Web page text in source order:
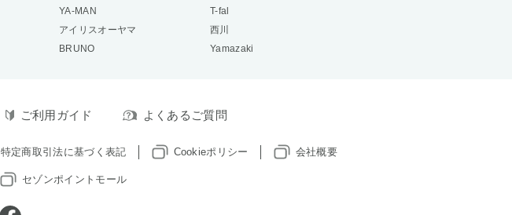
YA-MAN
T-fal
アイリスオーヤマ
西川
BRUNO Yamazaki
ご利用ガイド よくあるご質問
特定商取引法に基づく表記 Cookieポリシー 会社概要
セゾンポイントモール